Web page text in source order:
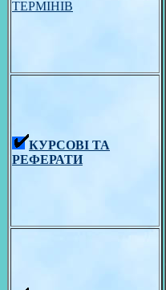
ТЕРМІНІВ
КУРСОВІ ТА
РЕФЕРАТИ